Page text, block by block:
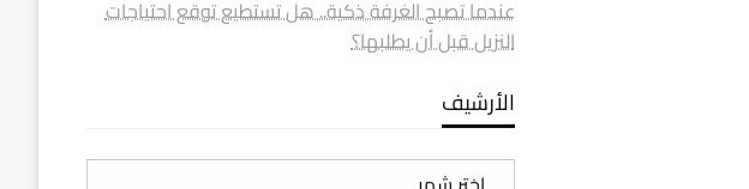
عندما تصبح الغرفة ذكية.. هل تستطيع توقع احتياجات
النزيل قبل أن يطلبها؟
الأرشيف
الأرشيف